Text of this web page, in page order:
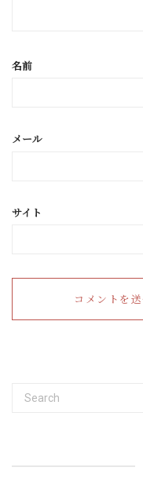
名前
メール
サイト